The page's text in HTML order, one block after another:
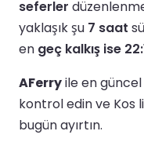
seferler
yaklaşık şu 7 saat
en geç kalkış ise
AFerryile en
kontrol edin ve Kos
bugün ayırtın.